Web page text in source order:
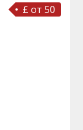
£ от 50